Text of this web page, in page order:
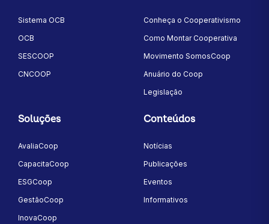
Sistema OCB
OCB
SESCOOP
CNCOOP
Conheça o Cooperativismo
Como Montar Cooperativa
Movimento SomosCoop
Anuário do Coop
Legislação
Soluções
AvaliaCoop
CapacitaCoop
ESGCoop
GestãoCoop
InovaCoop
Conteúdos
Notícias
Publicações
Eventos
Informativos